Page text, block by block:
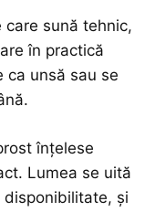
sună tehnic,
în practică
ca unsă sau se
înțelese
Lumea se uită
disponibilitate, și